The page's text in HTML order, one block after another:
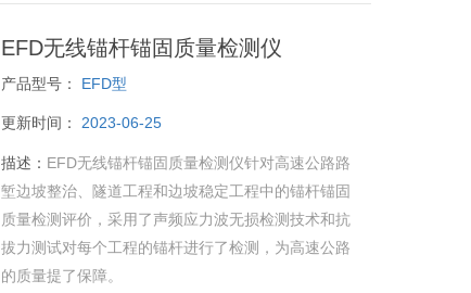
EFD无线锚杆锚固质量检测仪
产品型号： EFD型
更新时间： 2023-06-25
描述： EFD无线锚杆锚固质量检测仪针对高速公路路
堑边坡整治、隧道工程和边坡稳定工程中的锚杆锚固
质量检测评价，采用了声频应力波无损检测技术和抗
拔力测试对每个工程的锚杆进行了检测，为高速公路
的质量提了保障。